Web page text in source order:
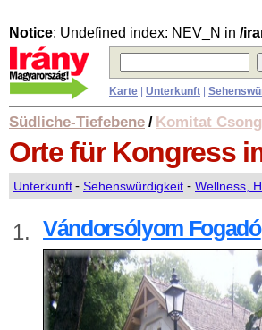
Notice: Undefined index: NEV_N in /
Karte Unterkunft
Südliche-Tiefebene / Komitat
Orte für Kongress
Unterkunft- Sehenswürdigkeit - Wellness,
1. Vándorsólyom Fogadó